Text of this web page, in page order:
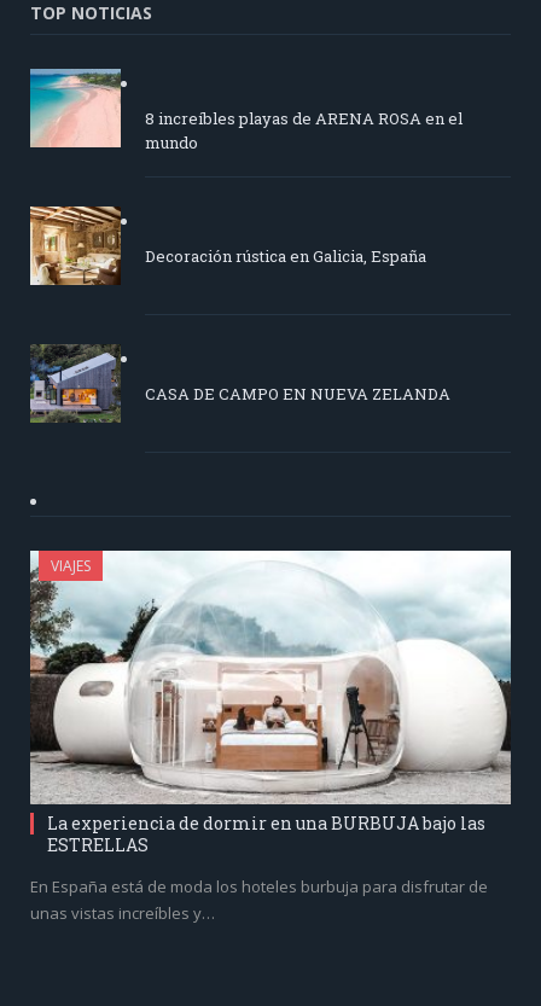
TOP NOTICIAS
8 increíbles playas de ARENA ROSA en el
mundo
Decoración rústica en Galicia, España
CASA DE CAMPO EN NUEVA ZELANDA
VIAJES
La experiencia de dormir en una BURBUJA bajo las
ESTRELLAS
En España está de moda los hoteles burbuja para disfrutar de
unas vistas increíbles y…